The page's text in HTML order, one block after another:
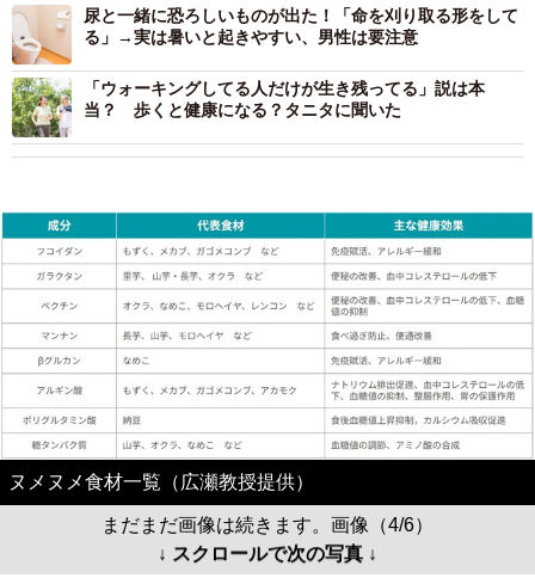
尿と一緒に恐ろしいものが出た！「命を刈り取る形をして
る」→実は暑いと起きやすい、男性は要注意
「ウォーキングしてる人だけが生き残ってる」説は本
当？ 歩くと健康になる？タニタに聞いた
ヌメヌメ食材一覧（広瀬教授提供）
まだまだ画像は続きます。画像（4/6）
↓ スクロールで次の写真 ↓